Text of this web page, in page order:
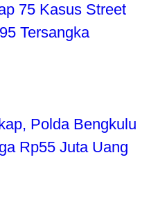
75 Kasus Street
Tersangka
Polda Bengkulu
Rp55 Juta Uang